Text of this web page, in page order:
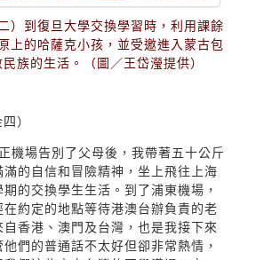
）到復旦大學交換學習時，利用課餘
上的哈薩克小孩，並受邀進入蒙古包
族的生活。（圖／王岱瀅提供）
）
機場告別了父母後，我帶著五十公斤
的自信和冒險精神，坐上飛往上海
的交換學生生活。到了浦東機場，
約定的地點等待港澳台辦負責的老
香港、澳門及台灣，也是我接下來
們的普通話不太好但卻非常熱情，